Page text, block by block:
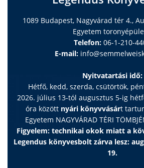
1089 Budapest, Nagyvárad tér 4.,
Egyetem
Telefon: 06-1-210-
E-mail:
Nyitvatartási idő:
Hétfő, kedd, szerda, csütörtök,
2026. július 13-tól augusztus 5-ig
óra között nyári könyvvásárt
Egyetem NAGYVÁRAD TÉRI
Figyelem: technikai okok miatt a
Legendus könyvesbolt zárva lesz:
19.